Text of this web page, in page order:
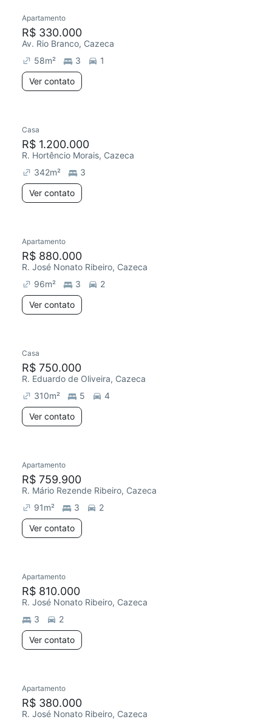
Redecorar
Apartamento
R$ 330.000
Av. Rio Branco, Cazeca
58m² 3
1
Ver contato
Casa
R$ 1.200.000
R. Hortêncio Morais, Cazeca
342m²
3
Ver contato
Redecorar
Apartamento
R$ 880.000
R. José Nonato Ribeiro, Cazeca
96m² 3
2
Ver contato
Casa
R$ 750.000
R. Eduardo de Oliveira, Cazeca
310m² 5
4
Ver contato
Redecorar
Apartamento
R$ 759.900
R. Mário Rezende Ribeiro, Cazeca
91m² 3
2
Ver contato
Apartamento
R$ 810.000
R. José Nonato Ribeiro, Cazeca
3
2
Ver contato
Redecorar
Apartamento
R$ 380.000
R. José Nonato Ribeiro, Cazeca